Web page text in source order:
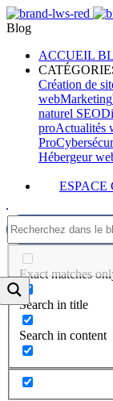
Blog
ACCUEIL
Création de
webMarketing
naturel SEO
proActualités
Pro
Hébergeur
ESPACE
Exact matches
Search in title
Search in content